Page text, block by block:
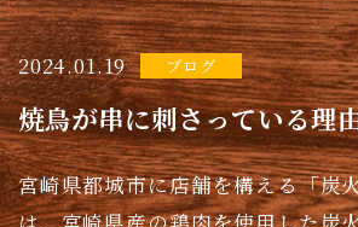
2024.01.19 ブログ
焼鳥が串に刺さっている理
宮崎県都城市に店舗を構える「炭